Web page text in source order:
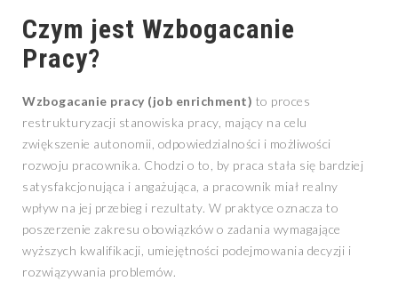
Czym jest Wzbogacanie
Pracy?
Wzbogacanie pracy (job enrichment) to proces
restrukturyzacji stanowiska pracy, mający na celu
zwiększenie autonomii, odpowiedzialności i możliwości
rozwoju pracownika. Chodzi o to, by praca stała się bardziej
satysfakcjonująca i angażująca, a pracownik miał realny
wpływ na jej przebieg i rezultaty. W praktyce oznacza to
poszerzenie zakresu obowiązków o zadania wymagające
wyższych kwalifikacji, umiejętności podejmowania decyzji i
rozwiązywania problemów.